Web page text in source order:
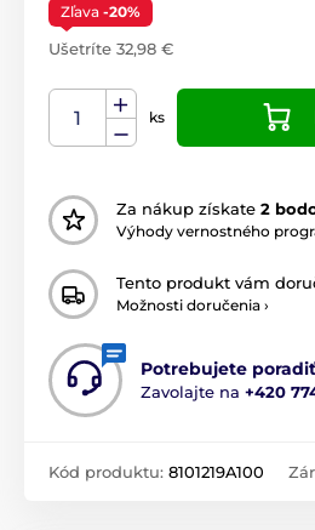
Zľava -20%
Ušetríte 32,98 €
ks
Za nákup získate 2
Výhody vernostného
Tento produkt vám
Možnosti doručenia ›
Potrebujete
Zavolajte na +420
Kód produktu: 8101219A100